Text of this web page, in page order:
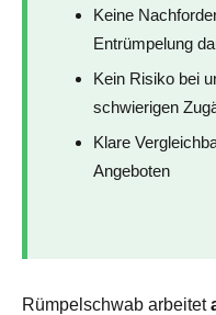
Keine
Entrümpelung
Kein Risiko bei
schwierigen
Klare
Angeboten
Rümpelschwab arbeitet